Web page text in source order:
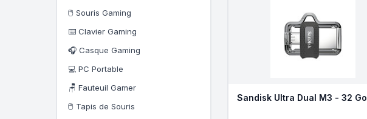
🖱️ Souris Gaming
⌨️ Clavier Gaming
🎧 Casque Gaming
💻 PC Portable
🪑 Fauteuil Gamer
🖱️ Tapis de Souris
Sandisk Ultra Dual M3 - 32 Go